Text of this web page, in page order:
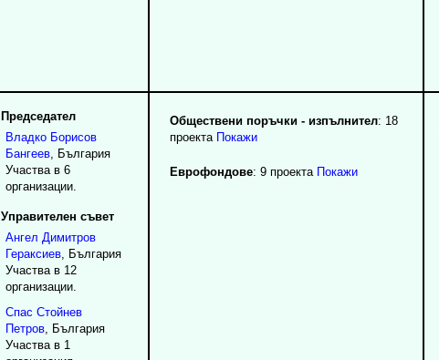
Председател
Владко Борисов
Бангеев, България
Участва в 6
организации.
Управителен съвет
Ангел Димитров
Гераксиев, България
Участва в 12
организации.
Спас Стойнев
Петров, България
Участва в 1
Обществени поръчки - изпълнител: 18
проекта Покажи
Еврофондове: 9 проекта Покажи